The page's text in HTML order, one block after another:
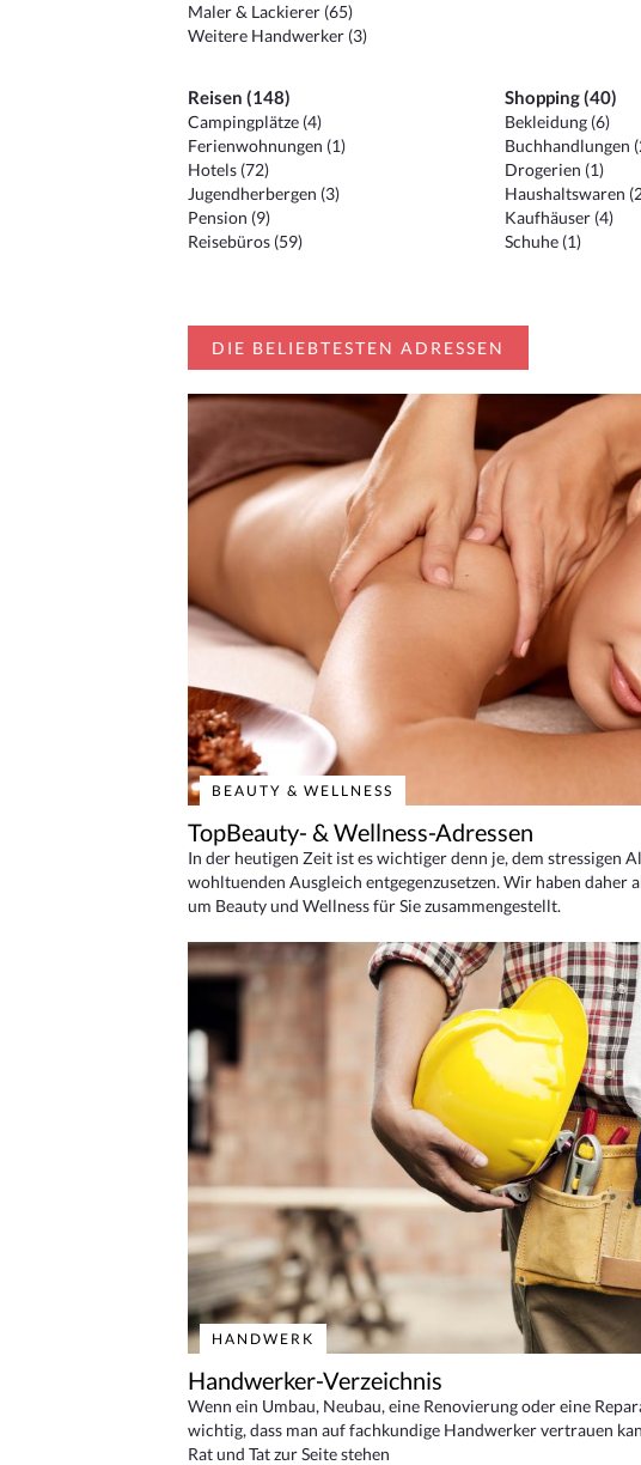
Maler & Lackierer (65)
Weitere Handwerker (3)
Reisen (148)
Campingplätze (4)
Ferienwohnungen (1)
Hotels (72)
Jugendherbergen (3)
Pension (9)
Reisebüros (59)
Shopping (40)
Bekleidung (6)
Buchhandlungen
Drogerien (1)
Haushaltswaren
Kaufhäuser (4)
Schuhe (1)
DIE BELIEBTESTEN ADRESSEN
BEAUTY & WELLNESS
TopBeauty- & Wellness-Adressen
In der heutigen Zeit ist es wichtiger denn je, dem stressigen
wohltuenden Ausgleich entgegenzusetzen. Wir haben daher
um Beauty und Wellness für Sie zusammengestellt.
HANDWERK
Handwerker-Verzeichnis
Wenn ein Umbau, Neubau, eine Renovierung oder eine
wichtig, dass man auf fachkundige Handwerker vertrauen
Rat und Tat zur Seite stehen